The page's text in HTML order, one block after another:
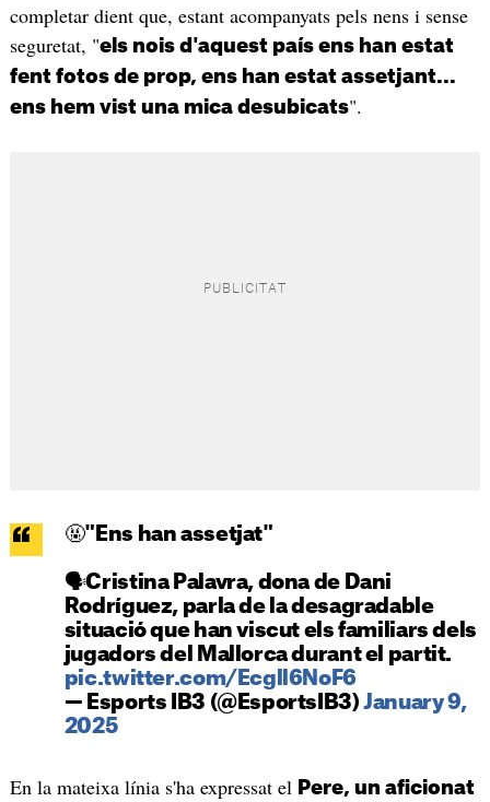
completar dient que, estant acompanyats pels nens i sense
seguretat, "els nois d'aquest país ens han estat
fent fotos de prop, ens han estat assetjant...
ens hem vist una mica desubicats".
🤬"Ens han assetjat"
🗣️Cristina Palavra, dona de Dani
Rodríguez, parla de la desagradable
situació que han viscut els familiars dels
jugadors del Mallorca durant el partit.
pic.twitter.com/Ecgll6NoF6
— Esports IB3 (@EsportsIB3)January 9,
2025
En la mateixa línia s'ha expressat el Pere, un aficionat